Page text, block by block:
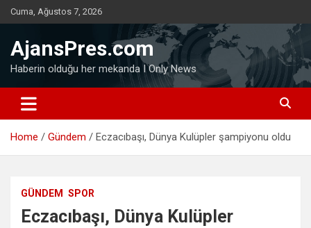
Skip
to
Cuma, Ağustos 7, 2026
AjansPres.com
Haberin olduğu her mekanda I Only News
Home Gündem Eczacıbaşı, Dünya Kulüpler şampiyonu oldu
GÜNDEM SPOR
Eczacıbaşı, Dünya Kulüpler